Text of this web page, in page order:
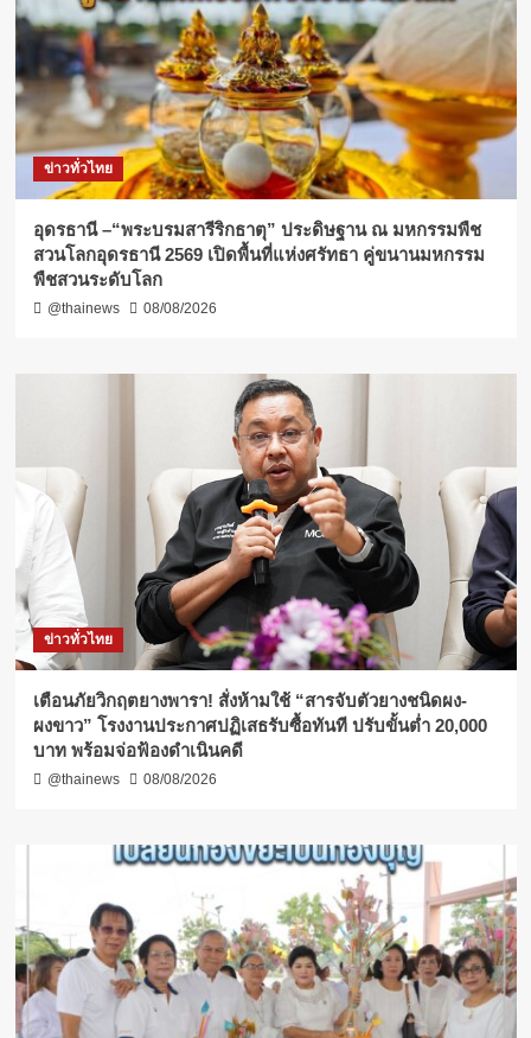
ข่าวทั่วไทย
อุดรธานี –“พระบรมสารีริกธาตุ” ประดิษฐาน ณ มหกรรมพืช
สวนโลกอุดรธานี 2569 เปิดพื้นที่แห่งศรัทธา คู่ขนานมหกรรม
พืชสวนระดับโลก
@thainews 08/08/2026
ข่าวทั่วไทย
เตือนภัยวิกฤตยางพารา! สั่งห้ามใช้ “สารจับตัวยางชนิดผง-
ผงขาว” โรงงานประกาศปฏิเสธรับซื้อทันที ปรับขั้นต่ำ 20,000
บาท พร้อมจ่อฟ้องดำเนินคดี
@thainews 08/08/2026